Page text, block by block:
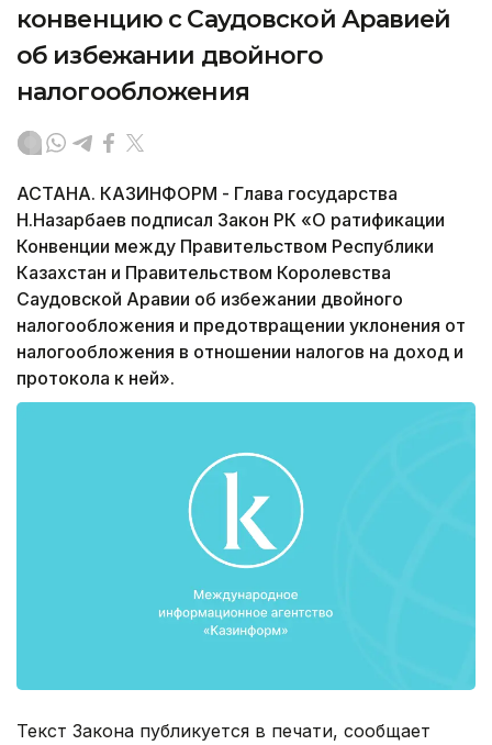
конвенцию с Саудовской Аравией
об избежании двойного
налогообложения
АСТАНА. КАЗИНФОРМ - Глава государства
Н.Назарбаев подписал Закон РК «О ратификации
Конвенции между Правительством Республики
Казахстан и Правительством Королевства
Саудовской Аравии об избежании двойного
налогообложения и предотвращении уклонения от
налогообложения в отношении налогов на доход и
протокола к ней».
Текст Закона публикуется в печати, сообщает